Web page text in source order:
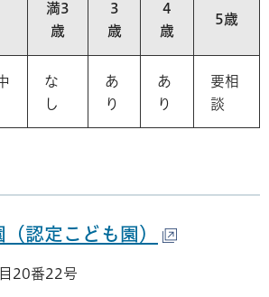
満3
歳
3
歳
4
歳
5歳
な
し
あ
り
あ
り
要相
談
認定こども園）
20番22号